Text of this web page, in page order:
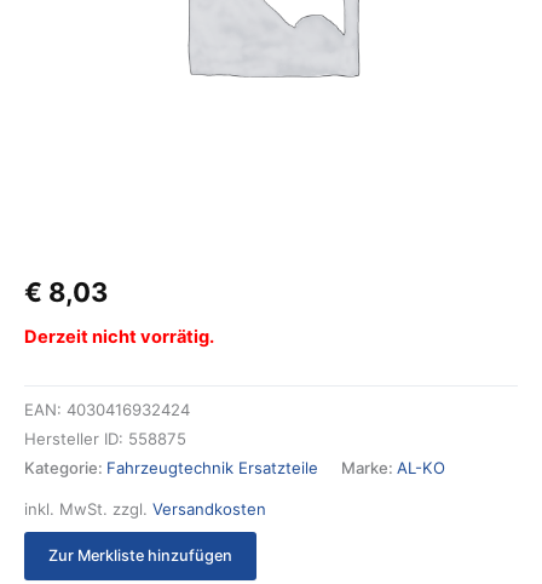
€ 8,03
Derzeit nicht vorrätig.
EAN: 4030416932424
Hersteller ID: 558875
Kategorie: Fahrzeugtechnik Ersatzteile Marke: AL-KO
inkl. MwSt. zzgl. Versandkosten
Zur Merkliste hinzufügen